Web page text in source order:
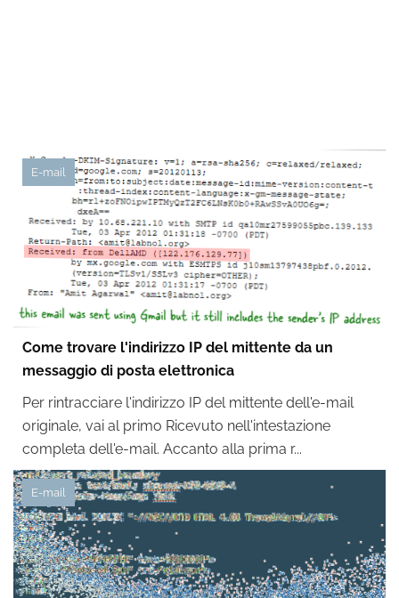
E-mail
Come trovare l'indirizzo IP del mittente da un
messaggio di posta elettronica
Per rintracciare l'indirizzo IP del mittente dell'e-mail
originale, vai al primo Ricevuto nell'intestazione
completa dell'e-mail. Accanto alla prima r...
E-mail